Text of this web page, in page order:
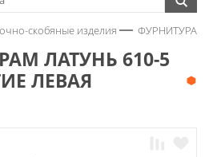
скобяные изделия ФУРНИТУРА
ЛАТУНЬ 610-5
ЛЕВАЯ